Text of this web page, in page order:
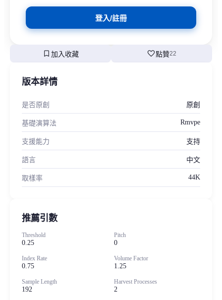
登入/註冊
bookmark 加入收藏 favorite點贊22
版本詳情
是否原創 原創
基礎演算法 Rmvpe
支援能力 支持
語言 中文
取樣率 44K
推薦引數
Threshold
0.25
Pitch
0
Index Rate
0.75
Volume Factor
1.25
Sample Length
192
Harvest Processes
2